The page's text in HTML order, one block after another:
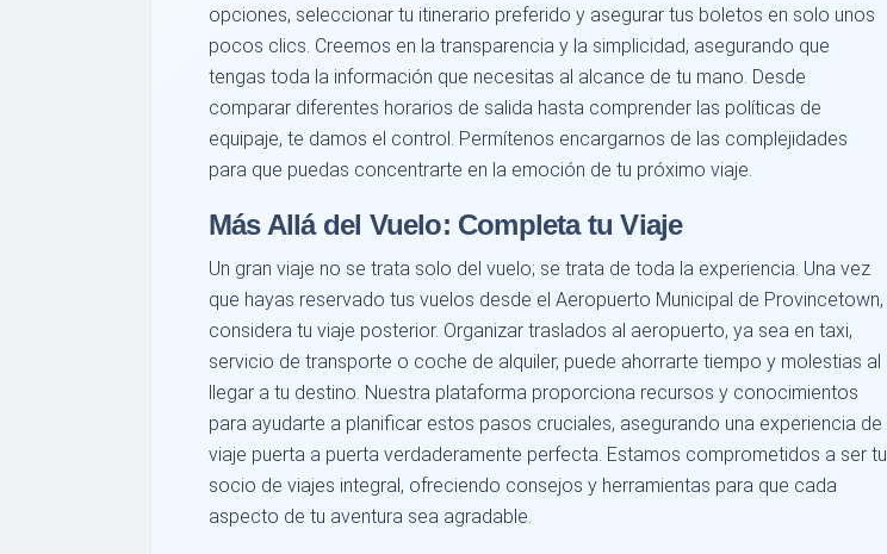
opciones, seleccionar tu itinerario preferido y asegurar tus boletos en solo unos
pocos clics. Creemos en la transparencia y la simplicidad, asegurando que
tengas toda la información que necesitas al alcance de tu mano. Desde
comparar diferentes horarios de salida hasta comprender las políticas de
equipaje, te damos el control. Permítenos encargarnos de las complejidades
para que puedas concentrarte en la emoción de tu próximo viaje.
Más Allá del Vuelo: Completa tu Viaje
Un gran viaje no se trata solo del vuelo; se trata de toda la experiencia. Una vez
que hayas reservado tus vuelos desde el Aeropuerto Municipal de Provincetown,
considera tu viaje posterior. Organizar traslados al aeropuerto, ya sea en taxi,
servicio de transporte o coche de alquiler, puede ahorrarte tiempo y molestias al
llegar a tu destino. Nuestra plataforma proporciona recursos y conocimientos
para ayudarte a planificar estos pasos cruciales, asegurando una experiencia de
viaje puerta a puerta verdaderamente perfecta. Estamos comprometidos a ser tu
socio de viajes integral, ofreciendo consejos y herramientas para que cada
aspecto de tu aventura sea agradable.